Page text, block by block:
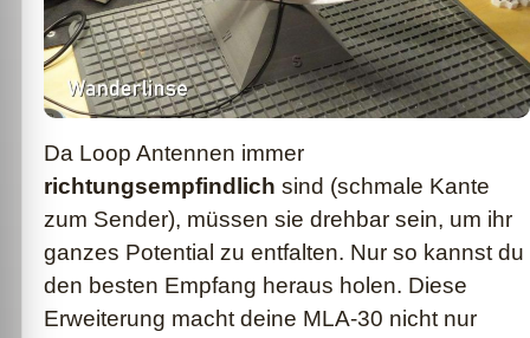
Da Loop Antennen immer
richtungsempfindlich sind (schmale Kante
zum Sender), müssen sie drehbar sein, um ihr
ganzes Potential zu entfalten. Nur so kannst du
den besten Empfang heraus holen. Diese
Erweiterung macht deine MLA-30 nicht nur